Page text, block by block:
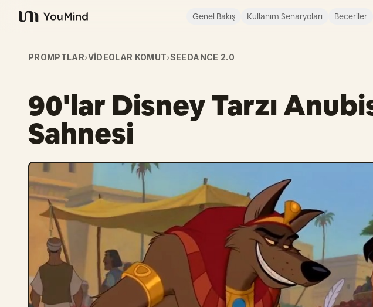
YouMind
Genel Bakış Kullanım Senaryoları Beceriler
PROMPTLAR›VIDEOLAR KOMUT›SEEDANCE 2.0
90'lar Disney Tarzı
Sahnesi